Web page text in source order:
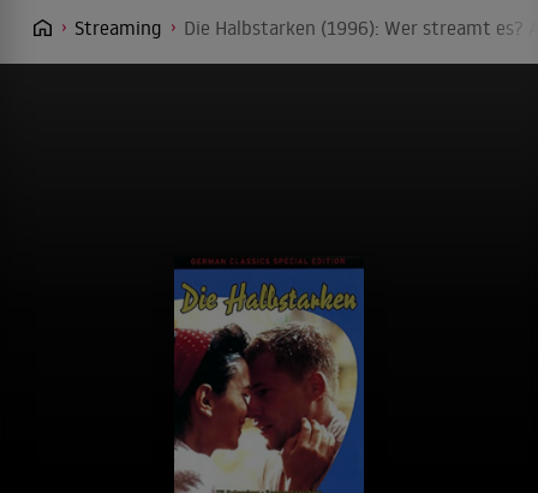
Streaming Die Halbstarken (1996): Wer streamt es?